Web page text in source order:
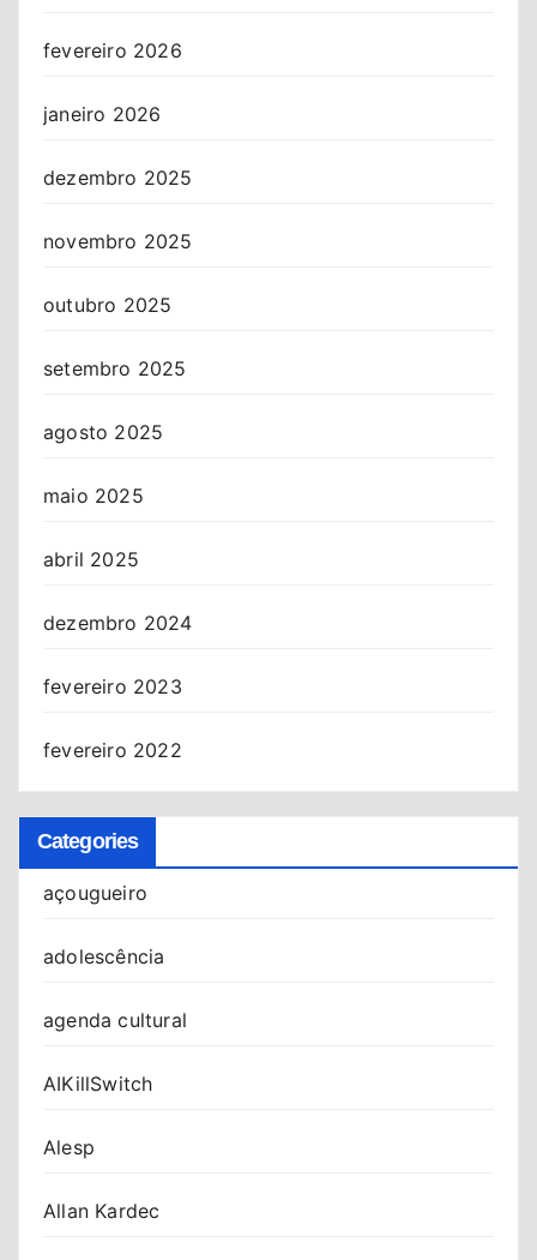
fevereiro 2026
janeiro 2026
dezembro 2025
novembro 2025
outubro 2025
setembro 2025
agosto 2025
maio 2025
abril 2025
dezembro 2024
fevereiro 2023
fevereiro 2022
Categories
açougueiro
adolescência
agenda cultural
AIKillSwitch
Alesp
Allan Kardec